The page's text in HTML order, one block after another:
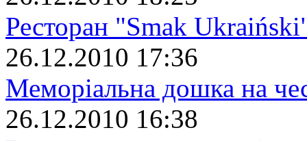
Ресторан "Smak
26.12.2010 17:36
Меморіальна дошка на
26.12.2010 16:38